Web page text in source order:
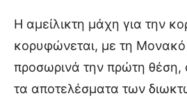
Η αμείλικτη μάχη για την
κορυφώνεται, με τη
προσωρινά την πρώτη θέση,
τα αποτελέσματα των